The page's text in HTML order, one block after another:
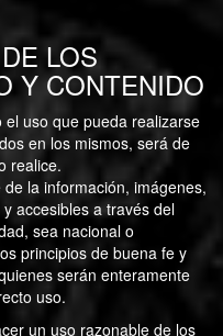
LOS
Y CONTENIDO
uso que pueda realizarse
en los mismos, será de
realice.
la información, imágenes,
accesibles a través del
sea nacional o
principios de buena fe y
serán enteramente
uso.
un uso razonable de los